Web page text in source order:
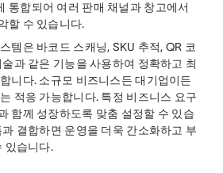
통합되어 여러 판매 채널과 창고에서
할 수 있습니다.
템은 바코드 스캐닝, SKU 추적, QR 코
과 같은 기능을 사용하여 정확하고 최
니다. 소규모 비즈니스든 대기업이든
적응 가능합니다. 특정 비즈니스 요구
함께 성장하도록 맞춤 설정할 수 있습
결합하면 운영을 더욱 간소화하고 부
있습니다.